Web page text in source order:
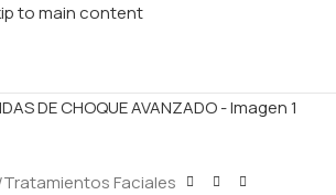
to main content
Tratamientos Faciales